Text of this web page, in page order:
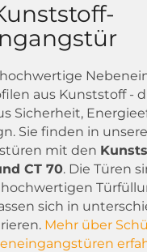
aus Kunststoff -
Sicherheit,
Sie finden in
mit den
CT 70. Die Türen
sich in
Mehr über